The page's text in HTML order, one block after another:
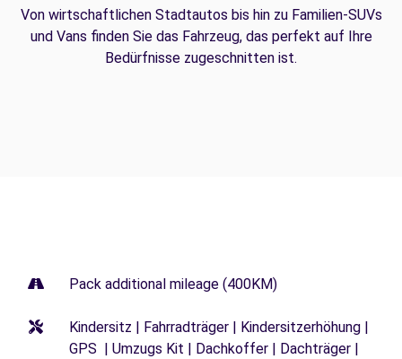
Von wirtschaftlichen Stadtautos bis hin zu Familien-SUVs
und Vans finden Sie das Fahrzeug, das perfekt auf Ihre
Bedürfnisse zugeschnitten ist.
Pack additional mileage (400KM)
Kindersitz | Fahrradträger | Kindersitzerhöhung |
GPS | Umzugs Kit | Dachkoffer | Dachträger |